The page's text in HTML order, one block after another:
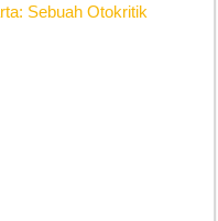
Sebuah Otokritik